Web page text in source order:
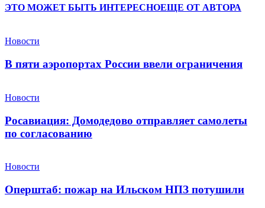
ЭТО МОЖЕТ БЫТЬ ИНТЕРЕСНОЕЩЕ ОТ АВТОРА
Новости
В пяти аэропортах России ввели ограничения
Новости
Росавиация: Домодедово отправляет самолеты
по согласованию
Новости
Оперштаб: пожар на Ильском НПЗ потушили